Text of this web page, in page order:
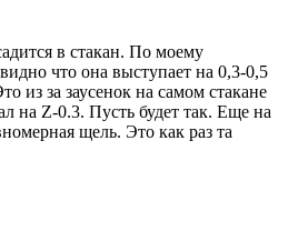
в стакан. По моему
что она выступает на 0,3-0,5
из за заусенок на самом стакане
на Z-0.3. Пусть будет так. Еще на
щель. Это как раз та